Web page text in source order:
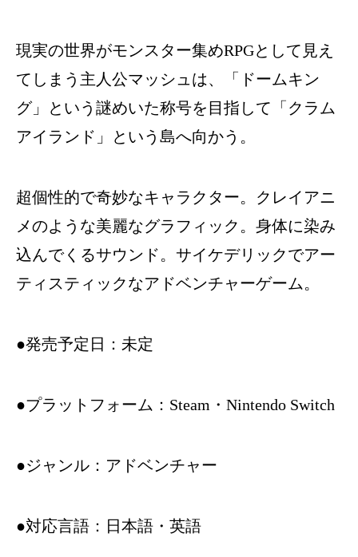
現実の世界がモンスター集めRPGとして見え
てしまう主人公マッシュは、「ドームキン
グ」という謎めいた称号を目指して「クラム
アイランド」という島へ向かう。
超個性的で奇妙なキャラクター。クレイアニ
メのような美麗なグラフィック。身体に染み
込んでくるサウンド。サイケデリックでアー
ティスティックなアドベンチャーゲーム。
●発売予定日：未定
●プラットフォーム：Steam・Nintendo Switch
●ジャンル：アドベンチャー
●対応言語：日本語・英語